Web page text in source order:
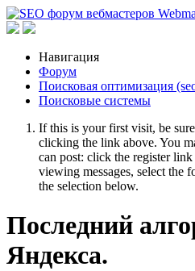
Навигация
Форум
Поисковая оптимизация
Поисковые системы
If this is your first visit, be
clicking the link above. You
can post: click the register
viewing messages, select the
the selection below.
Последний
Яндекса.